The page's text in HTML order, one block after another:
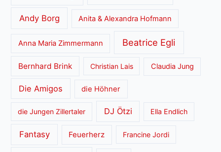
Andy Borg Anita & Alexandra Hofmann
Anna Maria Zimmermann Beatrice Egli
Bernhard Brink Christian Lais Claudia Jung
Die Amigos die Höhner
die Jungen Zillertaler DJ Ötzi Ella Endlich
Fantasy Feuerherz Francine Jordi